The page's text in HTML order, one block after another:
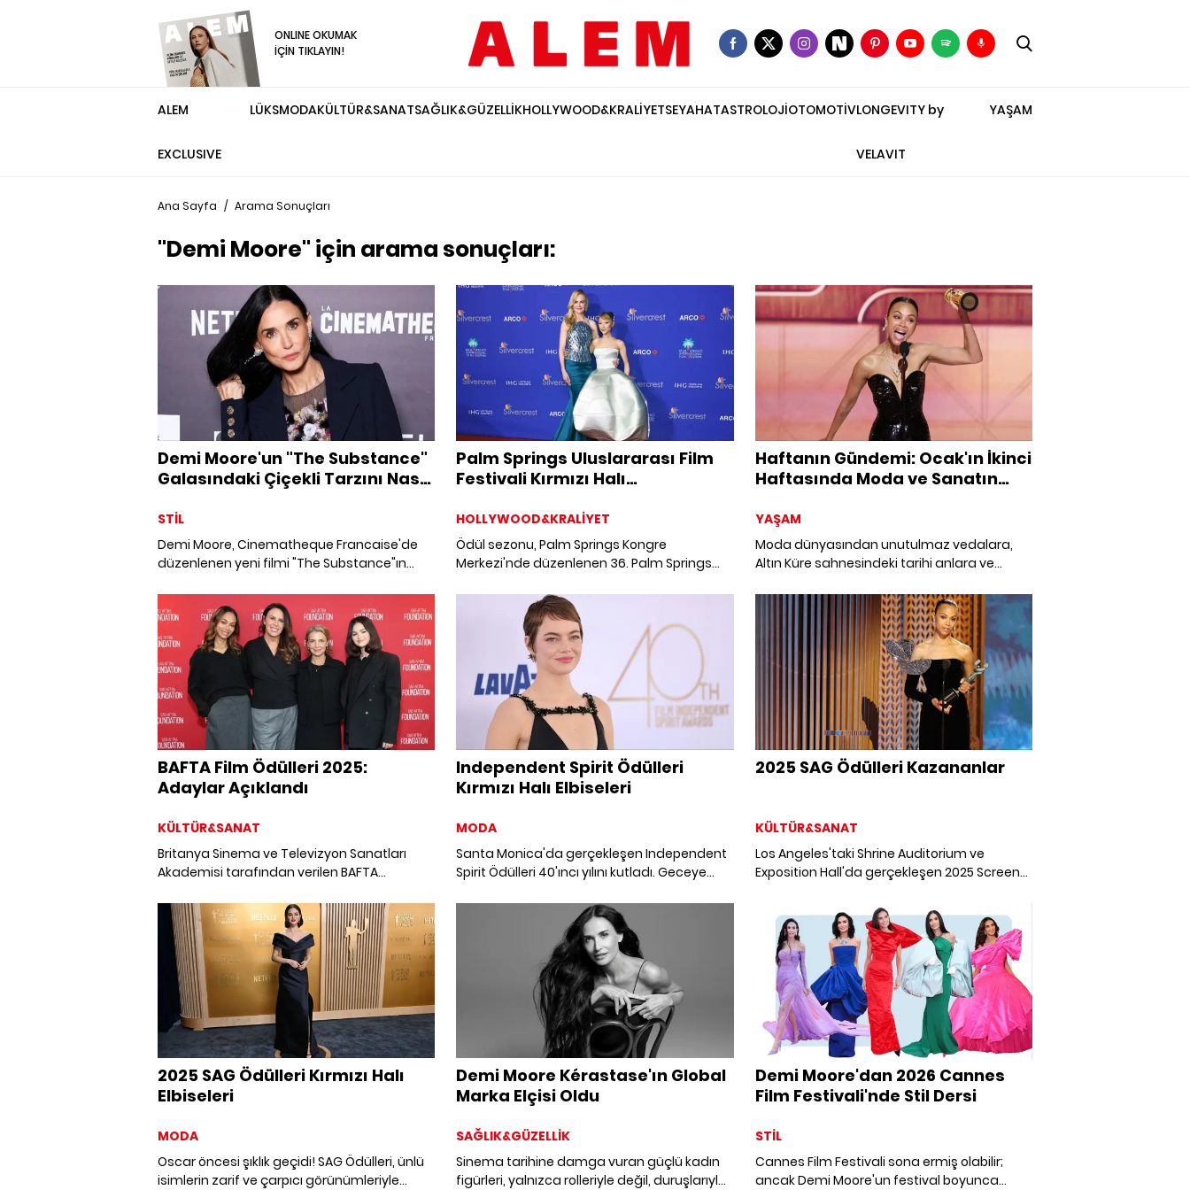
ONLINE OKUMAK
İÇİN TIKLAYIN!
ALEM
EXCLUSIVE
LÜKSMODAKÜLTÜR&SANATSAĞLIK&GÜZELLİKHOLLYWOOD&KRALİYETSEYAHATASTROLOJİOTOMOTİVLONGEVITY by
VELAVIT
YAŞAM
Ana Sayfa / Arama Sonuçları
"Demi Moore" için arama sonuçları:
Demi Moore'un "The Substance"
Galasındaki Çiçekli Tarzını Nasıl
STİL
Demi Moore, Cinematheque Francaise'de
düzenlenen yeni filmi "The Substance"ın
Palm Springs Uluslararası Film
Festivali Kırmızı Halı
HOLLYWOOD&KRALİYET
Ödül sezonu, Palm Springs Kongre
Merkezi'nde düzenlenen 36. Palm Springs
Hollywood yıldızlarının kırmızı halı geçidinde
şıklıklarını sergilediği töreninin en iyi
görünümleri burada!
Haftanın Gündemi: Ocak'ın İkinci
Haftasında Moda ve Sanatın
YAŞAM
Moda dünyasından unutulmaz vedalara,
Altın Küre sahnesindeki tarihi anlara ve
çıkan başlıkları!
BAFTA Film Ödülleri 2025:
Adaylar Açıklandı
KÜLTÜR&SANAT
Britanya Sinema ve Televizyon Sanatları
Akademisi tarafından verilen BAFTA
Conclave 12 adaylıkla zirvede yer alırken, onu
11 adaylıkla Emilia Pérez takip ediyor.
Adayların tam listesini keşfetmek için
hemen göz atın!
Independent Spirit Ödülleri
Kırmızı Halı Elbiseleri
MODA
Santa Monica'da gerçekleşen Independent
Spirit Ödülleri 40'ıncı yılını kutladı. Geceye
burada!
2025 SAG Ödülleri Kazananlar
KÜLTÜR&SANAT
Los Angeles'taki Shrine Auditorium ve
Exposition Hall'da gerçekleşen 2025 Screen
Sinema ve Televizyon dünyasının tüm
kazananları burada!
2025 SAG Ödülleri Kırmızı Halı
Elbiseleri
MODA
Oscar öncesi şıklık geçidi! SAG Ödülleri, ünlü
isimlerin zarif ve çarpıcı görünümleriyle
Demi Moore Kérastase'ın Global
Marka Elçisi Oldu
SAĞLIK&GÜZELLİK
Sinema tarihine damga vuran güçlü kadın
figürleri, yalnızca rolleriyle değil, duruşlarıyla
Demi Moore'dan 2026 Cannes
Film Festivali'nde Stil Dersi
STİL
Cannes Film Festivali sona ermiş olabilir;
ancak Demi Moore'un festival boyunca